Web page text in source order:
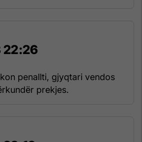
22:26
penallti, gjyqtari vendos
prekjes.